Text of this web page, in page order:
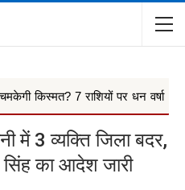
7 राशियों पर धन वर्षा के योग, किन
में 3 व्यक्ति जिला बदर,
सिंह का आदेश जारी